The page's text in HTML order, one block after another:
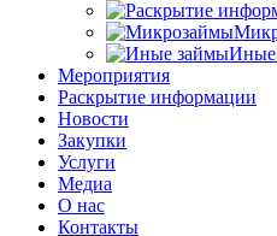
Иные
Мероприятия
Раскрытие информации
Новости
Закупки
Услуги
Медиа
О нас
Контакты